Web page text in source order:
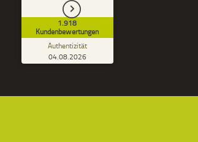
1.918
Kundenbewertungen
Authentizität
04.08.2026ProvenExpert.com
1.827
Bewertungen von